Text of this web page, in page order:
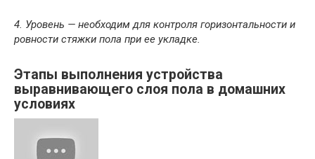
4. Уровень — необходим для контроля горизонтальности и
ровности стяжки пола при ее укладке.
Этапы выполнения устройства
выравнивающего слоя пола в домашних
условиях